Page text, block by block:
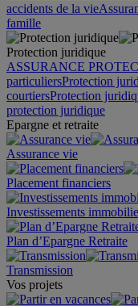
accidents de la vie
famille
Protection juridique
ASSURANCE
particuliersProtection
courtiersProtection
protection juridique
Epargne et retraite
Assurance vie
Placement financiers
Investissements
Plan d’Epargne Retraite
Transmission
Vos projets